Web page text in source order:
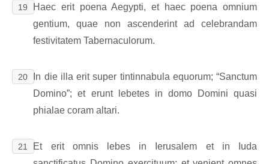
19
Haec erit poena Aegypti, et haec poena omnium
gentium, quae non ascenderint ad celebrandam
festivitatem Tabernaculorum.
20
In die illa erit super tintinnabula equorum; “Sanctum
Domino”; et erunt lebetes in domo Domini quasi
phialae coram altari.
21
Et erit omnis lebes in Ierusalem et in Iuda